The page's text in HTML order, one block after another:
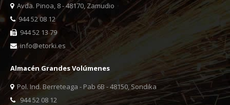
Avda. Pinoa, 8 - 48170, Zamudio
944 52 08 12
944 52 13 79
info@etorki.es
Almacén Grandes Volúmenes
Pol. Ind. Berreteaga - Pab 6B - 48150, Sondika
944 52 08 12